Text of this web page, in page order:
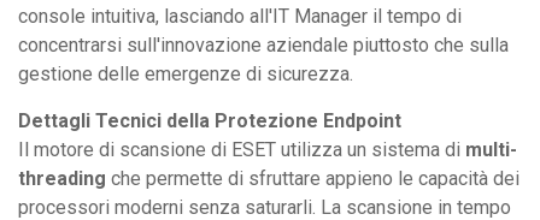
console intuitiva, lasciando all'IT Manager il tempo di
concentrarsi sull'innovazione aziendale piuttosto che sulla
gestione delle emergenze di sicurezza.
Dettagli Tecnici della Protezione Endpoint
Il motore di scansione di ESET utilizza un sistema di multi-
threading che permette di sfruttare appieno le capacità dei
processori moderni senza saturarli. La scansione in tempo